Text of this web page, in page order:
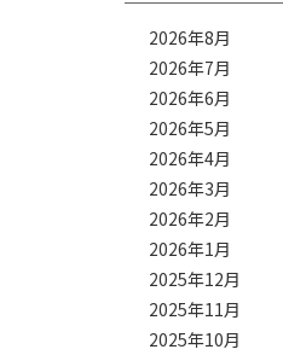
2026年8月
2026年7月
2026年6月
2026年5月
2026年4月
2026年3月
2026年2月
2026年1月
2025年12月
2025年11月
2025年10月